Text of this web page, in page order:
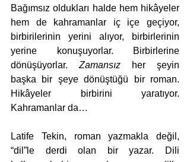
Bağımsız oldukları halde hem hikâyeler
hem de kahramanlar iç içe geçiyor,
birbirilerinin yerini alıyor, birbirlerinin
yerine konuşuyorlar. Birbirlerine
dönüşüyorlar. Zamansız
her şeyin
başka bir şeye dönüştüğü bir roman.
Hikâyeler birbirini yaratıyor.
Kahramanlar da…
Latife Tekin, roman yazmakla değil,
“dil”le derdi olan bir yazar. Dili